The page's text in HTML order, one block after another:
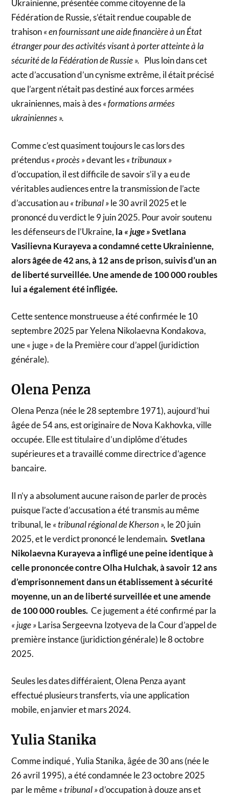
Ukrainienne, présentée comme citoyenne de la
Fédération de Russie, s’était rendue coupable de
trahison« en fournissant une aide financière à un État
étranger pour des activités visant à porter atteinte à la
sécurité de la Fédération de Russie ». Plus loin dans cet
acte d’accusation d’un cynisme extrême, il était précisé
que l’argent n’était pas destiné aux forces armées
ukrainiennes, mais à des« formations armées
ukrainiennes ».
Comme c’est quasiment toujours le cas lors des
prétendus« procès »devant les« tribunaux »
d’occupation, il est difficile de savoir s’il y a eu de
véritables audiences entre la transmission de l’acte
d’accusation au« tribunal »le 30 avril 2025 et le
prononcé du verdict le 9 juin 2025. Pour avoir soutenu
les défenseurs de l’Ukraine, la « juge »Svetlana
Vasilievna Kurayeva a condamné cette Ukrainienne,
alors âgée de 42 ans, à 12 ans de prison, suivis d’un an
de liberté surveillée. Une amende de 100 000 roubles
lui a également été infligée.
Cette sentence monstrueuse a été confirmée le 10
septembre 2025 par Yelena Nikolaevna Kondakova,
une « juge » de la Première cour d’appel (juridiction
générale).
Olena Penza
Olena Penza (née le 28 septembre 1971), aujourd’hui
âgée de 54 ans, est originaire de Nova Kakhovka, ville
occupée. Elle est titulaire d’un diplôme d’études
supérieures et a travaillé comme directrice d’agence
bancaire.
Il n’y a absolument aucune raison de parler de procès
puisque l’acte d’accusation a été transmis au même
tribunal, le« tribunal régional de Kherson », le 20 juin
2025, et le verdict prononcé le lendemain. Svetlana
Nikolaevna Kurayeva a infligé une peine identique à
celle prononcée contre Olha Hulchak, à savoir 12 ans
d’emprisonnement dans un établissement à sécurité
moyenne, un an de liberté surveillée et une amende
de 100 000 roubles. Ce jugement a été confirmé par la
« juge »Larisa Sergeevna Izotyeva de la Cour d’appel de
première instance (juridiction générale) le 8 octobre
2025.
Seules les dates différaient, Olena Penza ayant
effectué plusieurs transferts, via une application
mobile, en janvier et mars 2024.
Yulia Stanika
Comme indiqué , Yulia Stanika, âgée de 30 ans (née le
26 avril 1995), a été condamnée le 23 octobre 2025
par le même« tribunal »d’occupation à douze ans et